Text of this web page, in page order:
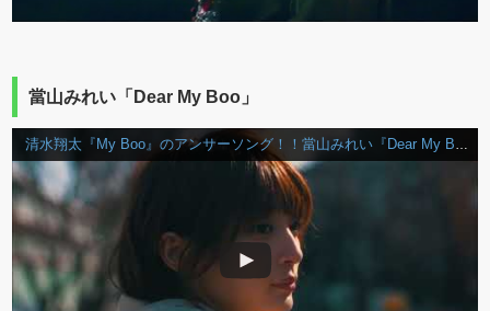
當山みれい「Dear My Boo」
清水翔太『My Boo』のアンサーソング！！當山みれい『Dear My Boo』